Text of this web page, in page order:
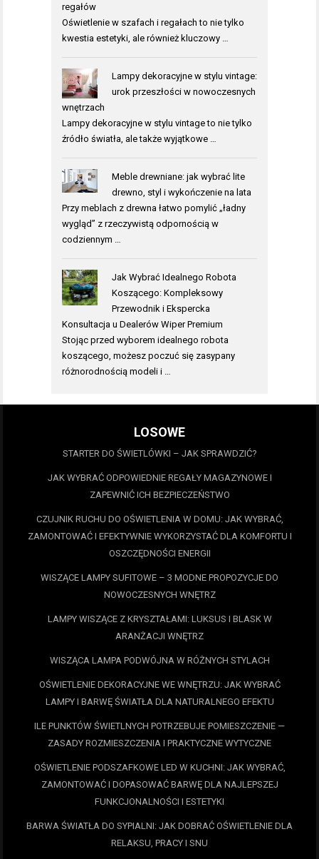
regałów
Oświetlenie w szafach i regałach to nie tylko
kwestia estetyki, ale również kluczowy …
Lampy dekoracyjne w stylu vintage:
urok przeszłości w nowoczesnych
wnętrzach
Lampy dekoracyjne w stylu vintage to nie tylko
źródło światła, ale także wyjątkowe …
Meble drewniane: jak wybrać lite
drewno, styl i wykończenie na lata
Przy meblach z drewna łatwo pomylić „ładny
wygląd” z rzeczywistą odpornością w
codziennym …
Jak Wybrać Idealnego Robota
Koszącego: Kompleksowy
Przewodnik i Ekspercka
Konsultacja u Dealerów Wiper Premium
Stojąc przed wyborem idealnego robota
koszącego, możesz poczuć się zasypany
różnorodnością modeli i …
LOSOWE
STARTER DO ŚWIETLÓWKI – JAK SPRAWDZIĆ?
JAK WYBRAĆ ODPOWIEDNIE REGAŁY MAGAZYNOWE I
ZAPEWNIĆ ICH BEZPIECZEŃSTWO
CZUJNIK RUCHU DO OŚWIETLENIA W DOMU: JAK WYBRAĆ,
ZAMONTOWAĆ I EFEKTYWNIE WYKORZYSTAĆ DLA KOMFORTU I
OSZCZĘDNOŚCI ENERGII
WISZĄCE LAMPY SUFITOWE – 3 MODNE PROPOZYCJE DO
NOWOCZESNYCH WNĘTRZ
LAMPY WISZĄCE Z KRYSZTAŁAMI: LUKSUS I BLASK W
ARANŻACJI WNĘTRZ
WISZĄCA LAMPA PODWÓJNA W RÓŻNYCH STYLACH
OŚWIETLENIE DEKORACYJNE WE WNĘTRZU: JAK WYBRAĆ
LAMPY I BARWĘ ŚWIATŁA DLA NATURALNEGO EFEKTU
ILE PUNKTÓW ŚWIETLNYCH POTRZEBUJE POMIESZCZENIE —
ZASADY ROZMIESZCZENIA I PRAKTYCZNE WYTYCZNE
OŚWIETLENIE PODSZAFKOWE LED W KUCHNI: JAK WYBRAĆ,
ZAMONTOWAĆ I DOPASOWAĆ BARWĘ DLA NAJLEPSZEJ
FUNKCJONALNOŚCI I ESTETYKI
BARWA ŚWIATŁA DO SYPIALNI: JAK DOBRAĆ OŚWIETLENIE DLA
RELAKSU, PRACY I SNU